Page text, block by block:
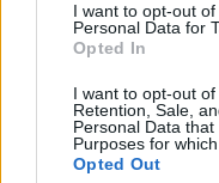
I want to opt-out
Personal Data for
Opted In
I want to opt-out of
Retention, Sale,
Personal Data
Purposes for
Opted Out
Györfi Mihály több
a kerékpárgyár
Rövid idő alatt számos